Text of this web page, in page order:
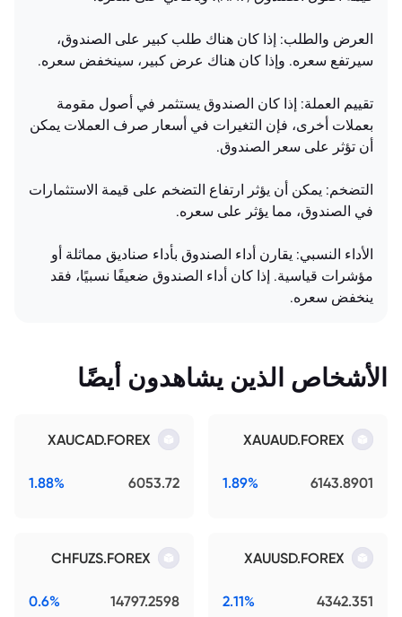
العرض والطلب: إذا كان هناك طلب كبير على الصندوق،
سيرتفع سعره. وإذا كان هناك عرض كبير، سينخفض سعره.
تقييم العملة: إذا كان الصندوق يستثمر في أصول مقومة
بعملات أخرى، فإن التغيرات في أسعار صرف العملات يمكن
أن تؤثر على سعر الصندوق.
التضخم: يمكن أن يؤثر ارتفاع التضخم على قيمة الاستثمارات
في الصندوق، مما يؤثر على سعره.
الأداء النسبي: يقارن أداء الصندوق بأداء صناديق مماثلة أو
مؤشرات قياسية. إذا كان أداء الصندوق ضعيفًا نسبيًا، فقد
ينخفض سعره.
الأشخاص الذين يشاهدون أيضًا
XAUAUD.FOREX
6143.8901
1.89%
XAUCAD.FOREX
6053.72
1.88%
XAUUSD.FOREX
4342.351
2.11%
CHFUZS.FOREX
14797.2598
0.6%